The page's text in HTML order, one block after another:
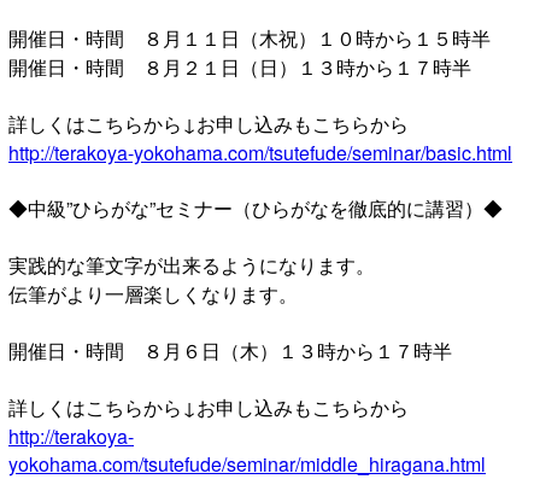
開催日・時間 ８月１１日（木祝）１０時から１５時半
開催日・時間 ８月２１日（日）１３時から１７時半
詳しくはこちらから↓お申し込みもこちらから
http://terakoya-yokohama.com/tsutefude/seminar/basic.html
◆中級”ひらがな”セミナー（ひらがなを徹底的に講習）◆
実践的な筆文字が出来るようになります。
伝筆がより一層楽しくなります。
開催日・時間 ８月６日（木）１３時から１７時半
詳しくはこちらから↓お申し込みもこちらから
http://terakoya-
yokohama.com/tsutefude/seminar/middle_hiragana.html